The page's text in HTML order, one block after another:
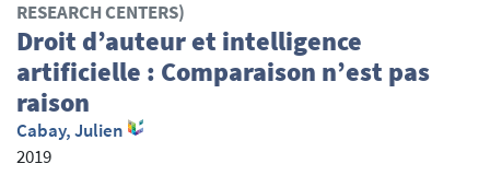
RESEARCH CENTERS)
Droit d’auteur et intelligence
artificielle : Comparaison n’est pas
raison
Cabay, Julien
2019